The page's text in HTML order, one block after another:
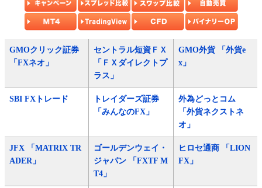
GMOクリック証券
「FXネオ」
セントラル短資ＦＸ
「ＦＸダイレクトプ
ラス」
GMO外貨 「外貨e
x」
SBI FXトレード
トレイダーズ証券
「みんなのFX」
外為どっとコム
「外貨ネクストネ
オ」
JFX 「MATRIX TR
ADER」
ゴールデンウェイ・
ジャパン 「FXTF M
T4」
ヒロセ通商 「LION
FX」